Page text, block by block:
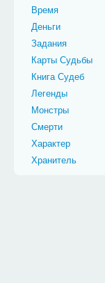
Время
Деньги
Задания
Карты Судьбы
Книга Судеб
Легенды
Монстры
Смерти
Характер
Хранитель